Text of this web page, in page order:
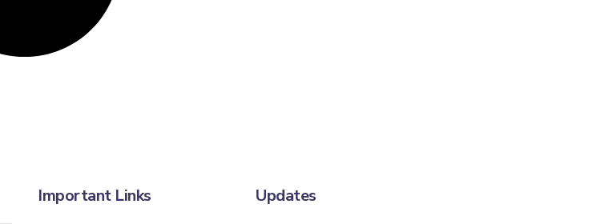
Important Links Updates